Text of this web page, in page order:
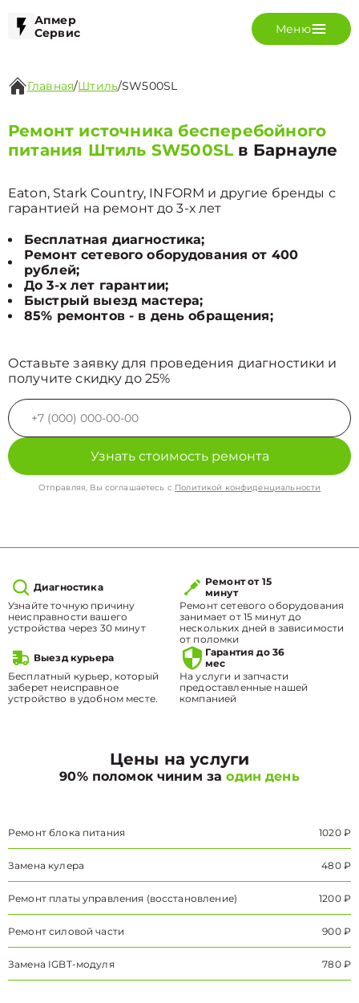
Апмер
Сервис
Меню
Главная/Штиль/SW500SL
Ремонт источника бесперебойного
питания Штиль SW500SL в Барнауле
Eaton, Stark Country, INFORM и другие бренды с
гарантией на ремонт до 3-х лет
Бесплатная диагностика;
Ремонт сетевого оборудования от 400
рублей;
До 3-х лет гарантии;
Быстрый выезд мастера;
85% ремонтов - в день обращения;
Оставьте заявку для проведения диагностики и
получите скидку до 25%
Узнать стоимость ремонта
Отправляя, Вы соглашаетесь с Политикой конфиденциальности
Диагностика
Узнайте точную причину
неисправности вашего
устройства через 30 минут
Ремонт от 15
минут
Ремонт сетевого оборудования
занимает от 15 минут до
нескольких дней в зависимости
от поломки
Выезд курьера
Бесплатный курьер, который
заберет неисправное
устройство в удобном месте.
Гарантия до 36
мес
На услуги и запчасти
предоставленные нашей
компанией
Цены на услуги
90% поломок чиним заодин день
Ремонт блока питания 1020 ₽
Замена кулера 480 ₽
Ремонт платы управления (восстановление) 1200 ₽
Ремонт силовой части 900 ₽
Замена IGBT-модуля 780 ₽